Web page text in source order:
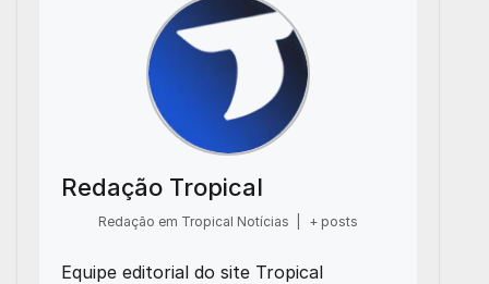
Redação Tropical
Redação em Tropical Notícias + posts
Equipe editorial do site Tropical